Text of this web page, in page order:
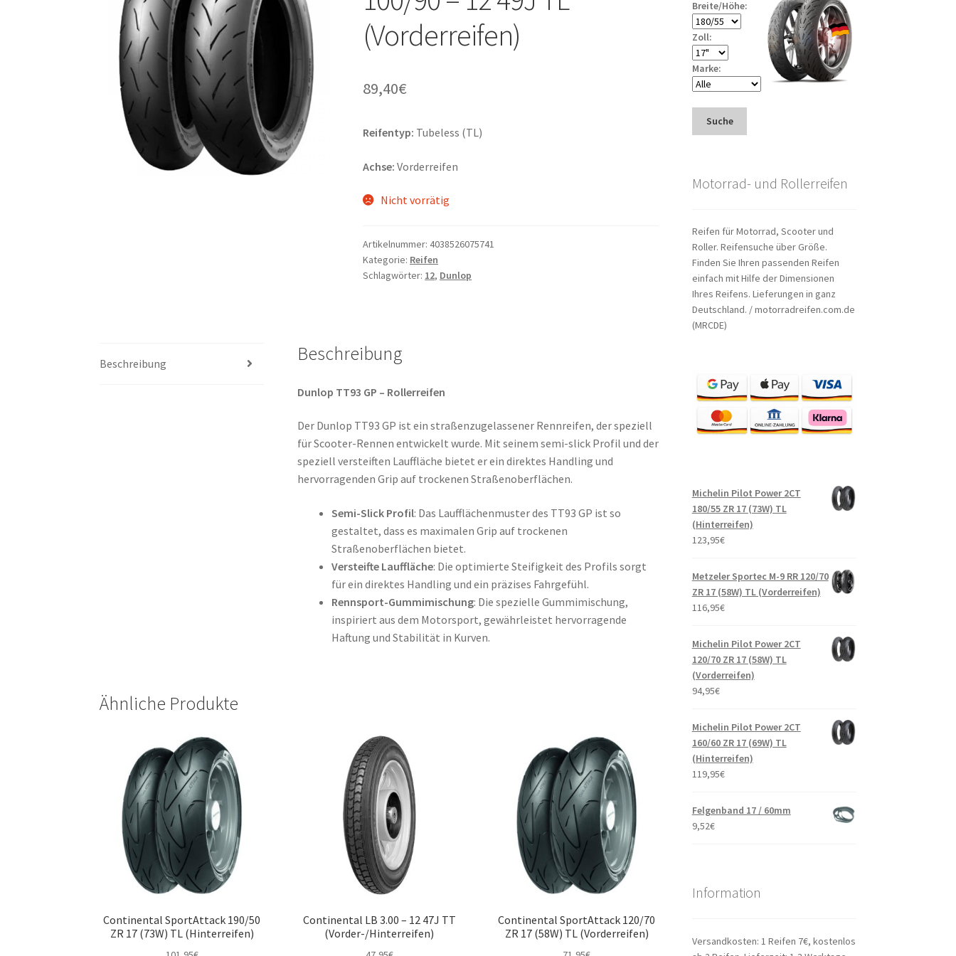
(Vorderreifen)
89,40€
Reifentyp: Tubeless (TL)
Achse: Vorderreifen
Nicht vorrätig
Artikelnummer:4038526075741
Kategorie: Reifen
Schlagwörter: 12, Dunlop
Beschreibung Beschreibung
Dunlop TT93 GP – Rollerreifen
Der Dunlop TT93 GP ist ein straßenzugelassener Rennreifen, der speziell
für Scooter-Rennen entwickelt wurde. Mit seinem semi-slick Profil und der
speziell versteiften Lauffläche bietet er ein direktes Handling und
hervorragenden Grip auf trockenen Straßenoberflächen.
Semi-Slick Profil: Das Laufflächenmuster des TT93 GP ist so
gestaltet, dass es maximalen Grip auf trockenen
Straßenoberflächen bietet.
Versteifte Lauffläche: Die optimierte Steifigkeit des Profils sorgt
für ein direktes Handling und ein präzises Fahrgefühl.
Rennsport-Gummimischung: Die spezielle Gummimischung,
inspiriert aus dem Motorsport, gewährleistet hervorragende
Haftung und Stabilität in Kurven.
Ähnliche Produkte
Continental SportAttack 190/50
ZR 17 (73W) TL (Hinterreifen)
Continental LB 3.00 – 12 47J TT
(Vorder-/Hinterreifen)
Continental SportAttack 120/70
ZR 17 (58W) TL (Vorderreifen)
Breite/Höhe:
Zoll:
Marke:
Suche
Motorrad- und Rollerreifen
Reifen für Motorrad, Scooter und
Roller. Reifensuche über Größe.
Finden Sie Ihren passenden Reifen
einfach mit Hilfe der Dimensionen
Ihres Reifens. Lieferungen in ganz
Deutschland. / motorradreifen.com.de
(MRCDE)
Michelin Pilot Power 2CT
180/55 ZR 17 (73W) TL
(Hinterreifen)
123,95€
Metzeler Sportec M-9 RR 120/70
ZR 17 (58W) TL (Vorderreifen)
116,95€
Michelin Pilot Power 2CT
120/70 ZR 17 (58W) TL
(Vorderreifen)
94,95€
Michelin Pilot Power 2CT
160/60 ZR 17 (69W) TL
(Hinterreifen)
119,95€
Felgenband 17 / 60mm
9,52€
Information
Versandkosten: 1 Reifen 7€, kostenlos